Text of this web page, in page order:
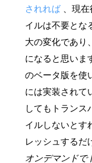
されれば 、現
イルは不要とな
大の変化であり
になると思いま
のベータ版を使
には実装されて
してもトラン
イルしないとす
レッシュするだ
オンデマンドで